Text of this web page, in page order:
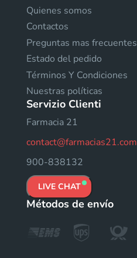
Quienes somos
Contactos
Preguntas mas frecuentes
Estado del pedido
Términos Y Condiciones
Nuestras políticas
Servizio Clienti
Farmacia 21
contact@farmacias21.com
900-838132
LIVE CHAT
Métodos de envío